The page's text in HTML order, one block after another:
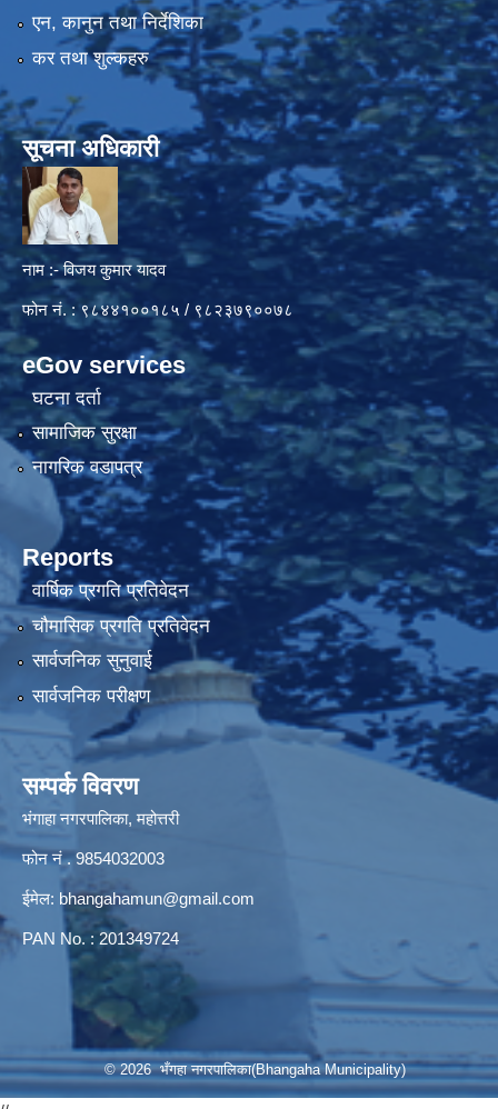
एन, कानुन तथा निर्देशिका
कर तथा शुल्कहरु
सूचना अधिकारी
नाम :- विजय कुमार यादव
फोन नं. : ९८४४१००१८५ / ९८२३७९००७८
eGov services
घटना दर्ता
सामाजिक सुरक्षा
नागरिक वडापत्र
Reports
वार्षिक प्रगति प्रतिवेदन
चौमासिक प्रगति प्रतिवेदन
सार्वजनिक सुनुवाई
सार्वजनिक परीक्षण
सम्पर्क विवरण
भंगाहा नगरपालिका, महोत्तरी
फोन नं . 9854032003
ईमेल: bhangahamun@gmail.com
PAN No. : 201349724
© 2026 भँगहा नगरपालिका(Bhangaha Municipality)